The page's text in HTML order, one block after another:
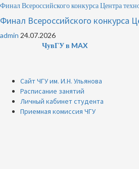
Финал Всероссийского конкурса Центра
Финал Всероссийского конкурса
admin 24.07.2026
ЧувГУ в MAX
Сайт ЧГУ им. И.Н. Ульянова
Расписание занятий
Личный кабинет студента
Приемная комиссия ЧГУ